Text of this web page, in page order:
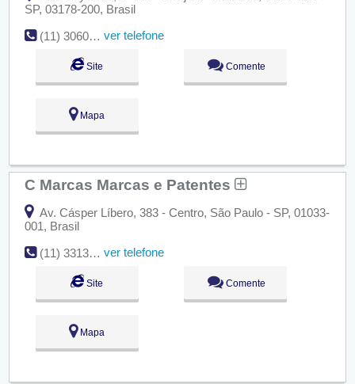
SP, 03178-200, Brasil
(11) 3060-3500
ver telefone
Site Comente
Mapa
C Marcas Marcas e Patentes
Av. Cásper Líbero, 383 - Centro, São Paulo - SP, 01033-
001, Brasil
(11) 3313-5367
ver telefone
Site Comente
Mapa